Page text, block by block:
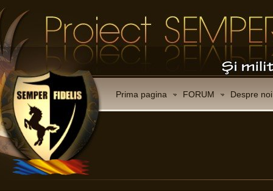
Prima pagina FORUM Despre noi